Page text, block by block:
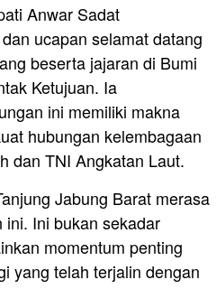
Anwar Sadat
ucapan selamat datang
beserta jajaran di Bumi
Ketujuan. Ia
ini memiliki makna
hubungan kelembagaan
dan TNI Angkatan Laut.
Jabung Barat merasa
Ini bukan sekadar
momentum penting
yang telah terjalin dengan